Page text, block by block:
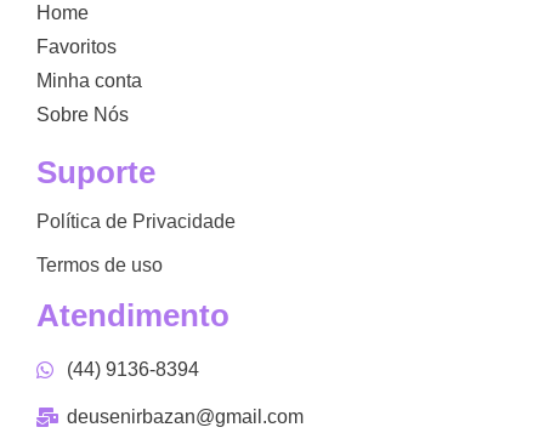
Home
Favoritos
Minha conta
Sobre Nós
Suporte
Política de Privacidade
Termos de uso
Atendimento
(44) 9136-8394
deusenirbazan@gmail.com